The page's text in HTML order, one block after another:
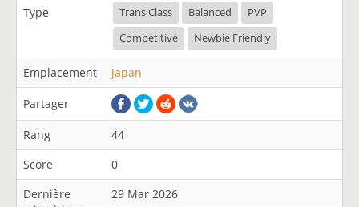
Type
Trans Class
Balanced
PVP
Competitive
Newbie Friendly
Emplacement Japan
Partager
Rang
44
Score
0
Dernière
29 Mar 2026